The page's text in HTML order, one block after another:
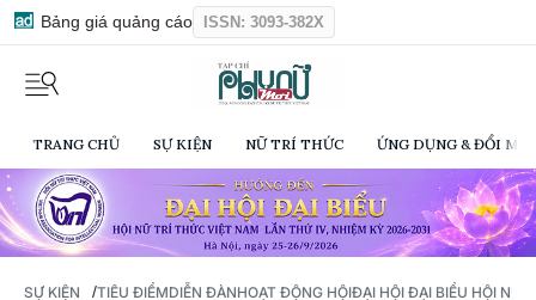
Bảng giá quảng cáo ISSN: 3093-382X
TRANG CHỦ SỰ KIỆN NỮ TRÍ THỨC ỨNG DỤNG & ĐỔI
SỰ KIỆN /TIÊU ĐIỂMDIỄN ĐÀNHOẠT ĐỘNG HỘIĐẠI HỘI ĐẠI BIỂU HỘI NỮ